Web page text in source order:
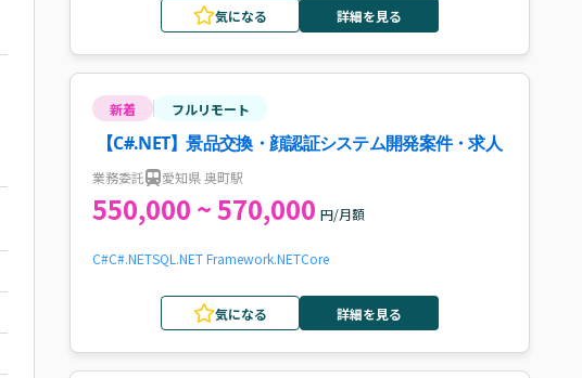
気になる 詳細を見る
新着 フルリモート
【C#.NET】景品交換・顔認証システム開発案件・求人
業務委託 愛知県 奥町駅
550,000 ~ 570,000 円/月額
C#C#.NETSQL .NET Framework.NETCore
気になる 詳細を見る